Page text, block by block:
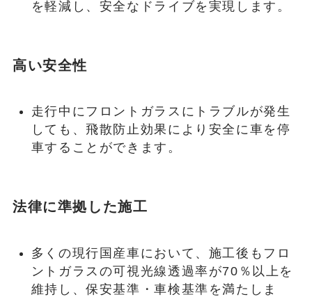
を軽減し、安全なドライブを実現します。
高い安全性
走行中にフロントガラスにトラブルが発生
しても、飛散防止効果により安全に車を停
車することができます。
法律に準拠した施工
多くの現行国産車において、施工後もフロ
ントガラスの可視光線透過率が70％以上を
維持し、保安基準・車検基準を満たしま